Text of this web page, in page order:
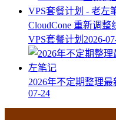
CloudCone 重新调
VPS套餐计划 2026-
2026年不定期整理
07-24